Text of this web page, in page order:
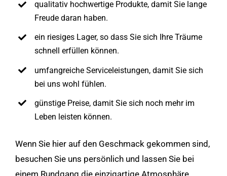
qualitativ hochwertige Produkte, damit Sie lange
Freude daran haben.
ein riesiges Lager, so dass Sie sich Ihre Träume
schnell erfüllen können.
umfangreiche Serviceleistungen, damit Sie sich
bei uns wohl fühlen.
günstige Preise, damit Sie sich noch mehr im
Leben leisten können.
Wenn Sie hier auf den Geschmack gekommen sind,
besuchen Sie uns persönlich und lassen Sie bei